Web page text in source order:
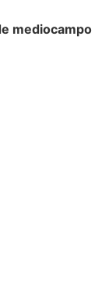
mediocampo